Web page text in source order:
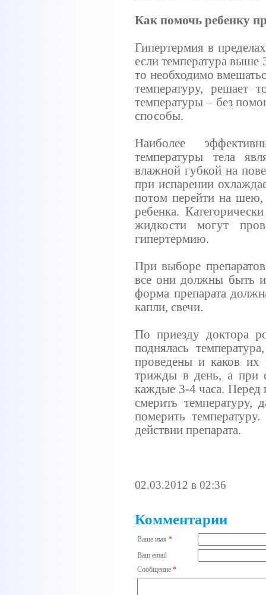
Как помочь ребенку
Гипертермия в
если температура выше
то необходимо
температуру, решает
температуры – без
способы.
Наиболее
температуры тела
влажной губкой на
при испарении
потом перейти на шею,
ребенка.
жидкости могут
гипертермию.
При выборе
все они должны быть
форма препарата
капли, свечи.
По приезду доктора
поднялась
проведены и каков их
трижды в день, а при
каждые 3-4 часа. Перед
смерить температуру,
померить
действии препарата.
02.03.2012 в 02:36
Комментарии
Ваше имя *
Ваш email
Сообщение *